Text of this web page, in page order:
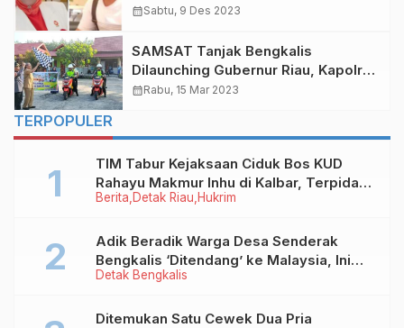
Elidanetti Turut Berduka Cita
calendar_monthSabtu, 9 Des 2023
SAMSAT Tanjak Bengkalis
Dilaunching Gubernur Riau, Kapolres
Siap Berikan Pelayanan Maksimal
calendar_monthRabu, 15 Mar 2023
TERPOPULER
Berita Detak Riau Hukrim
TIM Tabur Kejaksaan Ciduk Bos KUD
Rahayu Makmur Inhu di Kalbar, Terpidana
Kredit Fiktif Rp2,8 M
Detak Bengkalis
Adik Beradik Warga Desa Senderak
Bengkalis ‘Ditendang’ ke Malaysia, Ini
Sebabnya!
Ditemukan Satu Cewek Dua Pria